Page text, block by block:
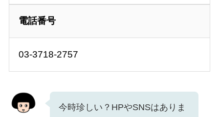
電話番号
03-3718-2757
今時珍しい？HPやSNSはありま